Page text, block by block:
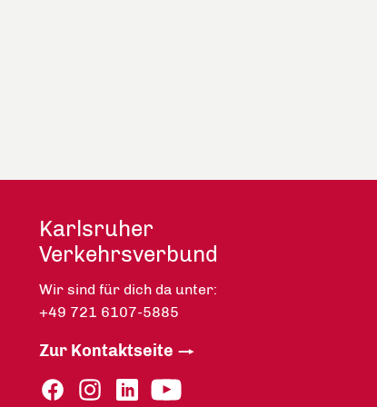
Karlsruher
Verkehrsverbund
Wir sind für dich da unter:
+49 721 6107-5885
Zur Kontaktseite